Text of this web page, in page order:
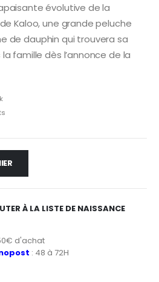
évolutive de la
Kaloo, une grande peluche
de dauphin qui trouvera sa
famille dès l’annonce de la
À LA LISTE DE NAISSANCE
d'achat
: 48 à 72H